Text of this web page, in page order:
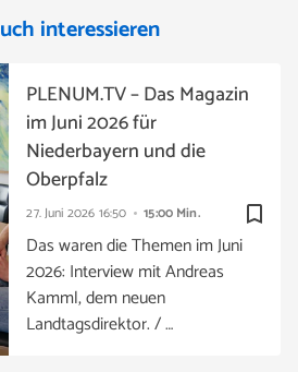
interessieren
bookmark_border
27. Juni 2026 16:50 15:00 Min.
PLENUM.TV – Das Magazin
im Juni 2026 für
Niederbayern und die
Oberpfalz
Das waren die Themen im Juni
2026: Interview mit Andreas
Kamml, dem neuen
Landtagsdirektor. / …